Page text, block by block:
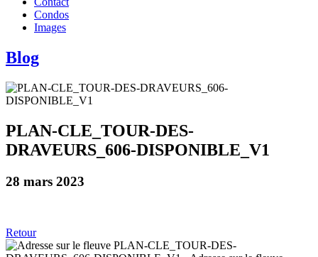
Condos
Images
Blog
PLAN-CLE_TOUR-DES-
DRAVEURS_606-DISPONIBLE_V1
28 mars 2023
Retour